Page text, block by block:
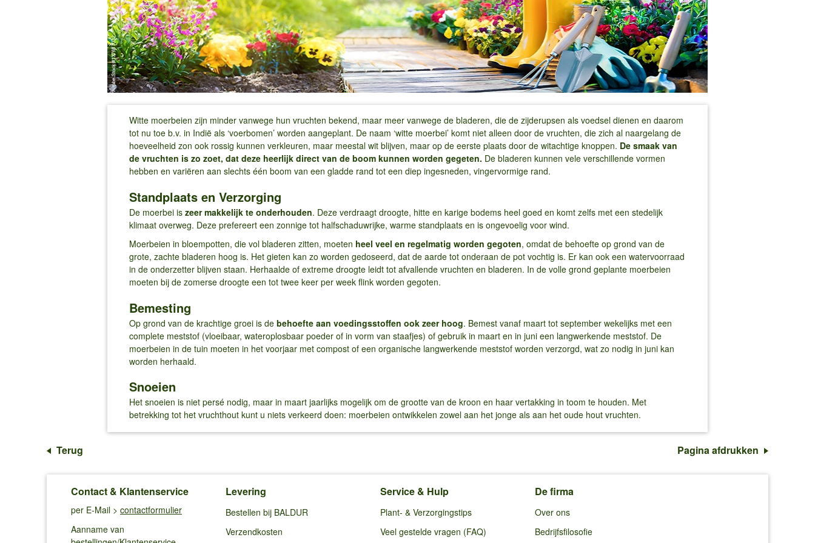
Witte moerbeien zijn minder vanwege hun vruchten bekend, maar meer vanwege de bladeren, die de zijderupsen als voedsel dienen en daarom
tot nu toe b.v. in Indië als ‘voerbomen’ worden aangeplant. De naam ‘witte moerbei’ komt niet alleen door de vruchten, die zich al naargelang de
hoeveelheid zon ook rossig kunnen verkleuren, maar meestal wit blijven, maar op de eerste plaats door de witachtige knoppen. De smaak van
de vruchten is zo zoet, dat deze heerlijk direct van de boom kunnen worden gegeten. De bladeren kunnen vele verschillende vormen
hebben en variëren aan slechts één boom van een gladde rand tot een diep ingesneden, vingervormige rand.
Standplaats en Verzorging
De moerbei is zeer makkelijk te onderhouden. Deze verdraagt droogte, hitte en karige bodems heel goed en komt zelfs met een stedelijk
klimaat overweg. Deze prefereert een zonnige tot halfschaduwrijke, warme standplaats en is ongevoelig voor wind.
Moerbeien in bloempotten, die vol bladeren zitten, moeten heel veel en regelmatig worden gegoten, omdat de behoefte op grond van de
grote, zachte bladeren hoog is. Het gieten kan zo worden gedoseerd, dat de aarde tot onderaan de pot vochtig is. Er kan ook een watervoorraad
in de onderzetter blijven staan. Herhaalde of extreme droogte leidt tot afvallende vruchten en bladeren. In de volle grond geplante moerbeien
moeten bij de zomerse droogte een tot twee keer per week flink worden gegoten.
Bemesting
Op grond van de krachtige groei is de behoefte aan voedingsstoffen ook zeer hoog. Bemest vanaf maart tot september wekelijks met een
complete meststof (vloeibaar, wateroplosbaar poeder of in vorm van staafjes) of gebruik in maart en in juni een langwerkende meststof. De
moerbeien in de tuin moeten in het voorjaar met compost of een organische langwerkende meststof worden verzorgd, wat zo nodig in juni kan
worden herhaald.
Snoeien
Het snoeien is niet persé nodig, maar in maart jaarlijks mogelijk om de grootte van de kroon en haar vertakking in toom te houden. Met
betrekking tot het vruchthout kunt u niets verkeerd doen: moerbeien ontwikkelen zowel aan het jonge als aan het oude hout vruchten.
Terug Pagina afdrukken
Contact & Klantenservice
per E-Mail > contactformulier
Aanname van
Levering
Bestellen bij BALDUR
Verzendkosten
Service & Hulp
Plant- & Verzorgingstips
Veel gestelde vragen (FAQ)
De firma
Over ons
Bedrijfsfilosofie